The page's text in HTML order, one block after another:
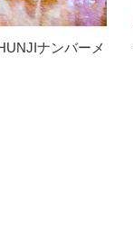
ナンバーメ